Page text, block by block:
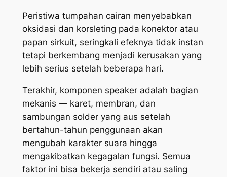
Peristiwa tumpahan cairan menyebabkan
oksidasi dan korsleting pada konektor atau
papan sirkuit, seringkali efeknya tidak instan
tetapi berkembang menjadi kerusakan yang
lebih serius setelah beberapa hari.
Terakhir, komponen speaker adalah bagian
mekanis — karet, membran, dan
sambungan solder yang aus setelah
bertahun-tahun penggunaan akan
mengubah karakter suara hingga
mengakibatkan kegagalan fungsi. Semua
faktor ini bisa bekerja sendiri atau saling